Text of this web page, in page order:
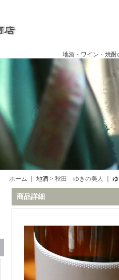
焼酎の専門店
ホーム ｜ 地酒 > 秋田 ゆきの美人
商品詳細